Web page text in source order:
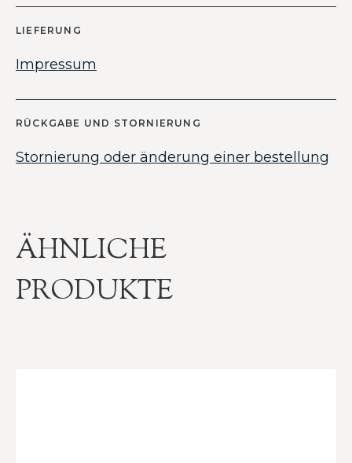
LIEFERUNG
Impressum
RÜCKGABE UND STORNIERUNG
Stornierung oder änderung einer bestellung
ÄHNLICHE
PRODUKTE